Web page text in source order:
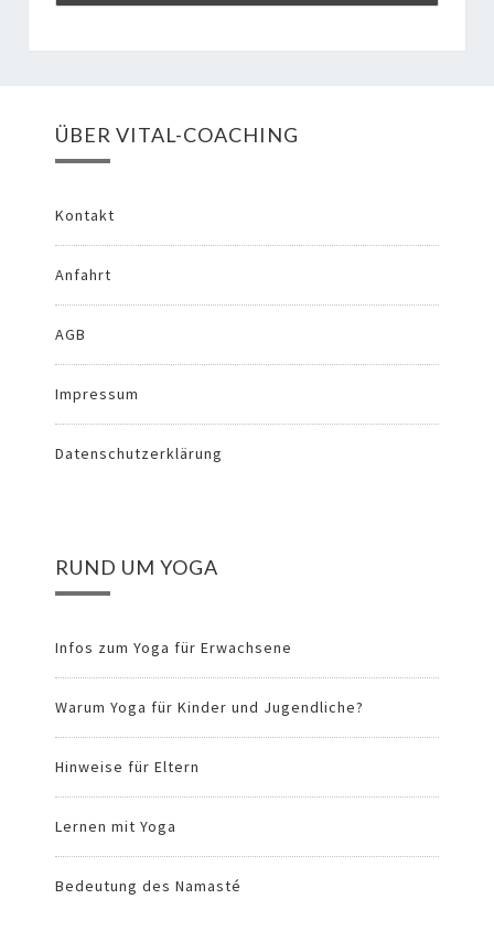
ÜBER VITAL-COACHING
Kontakt
Anfahrt
AGB
Impressum
Datenschutzerklärung
RUND UM YOGA
Infos zum Yoga für Erwachsene
Warum Yoga für Kinder und Jugendliche?
Hinweise für Eltern
Lernen mit Yoga
Bedeutung des Namasté